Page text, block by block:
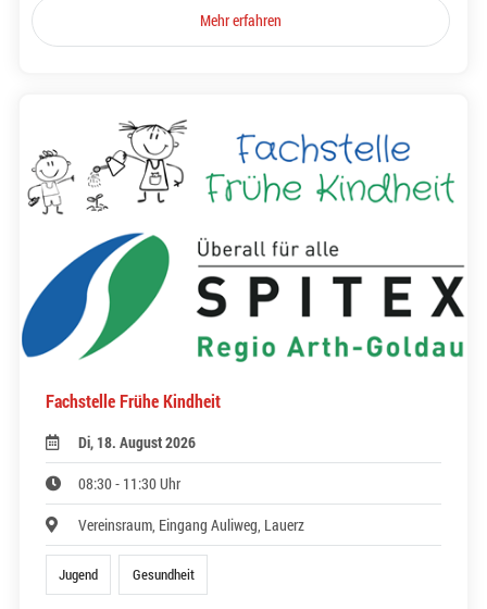
Mehr erfahren
Fachstelle Frühe Kindheit
Di, 18. August 2026
08:30 - 11:30 Uhr
Vereinsraum, Eingang Auliweg, Lauerz
Jugend Gesundheit